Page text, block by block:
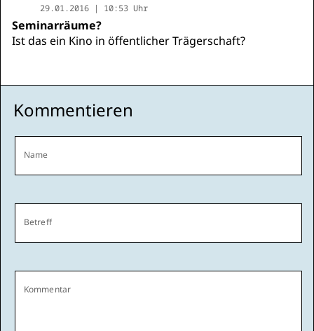
29.01.2016 | 10:53 Uhr
Seminarräume?
Ist das ein Kino in öffentlicher Trägerschaft?
Kommentieren
Name
Betreff
Kommentar